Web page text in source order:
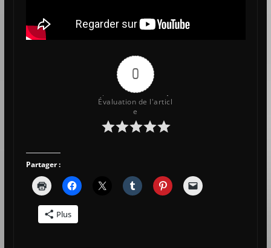
0
Évaluation de l'articl
e
Partager :
Plus